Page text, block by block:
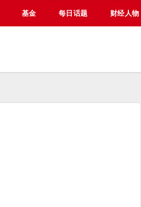
基金 每日话题 财经人物